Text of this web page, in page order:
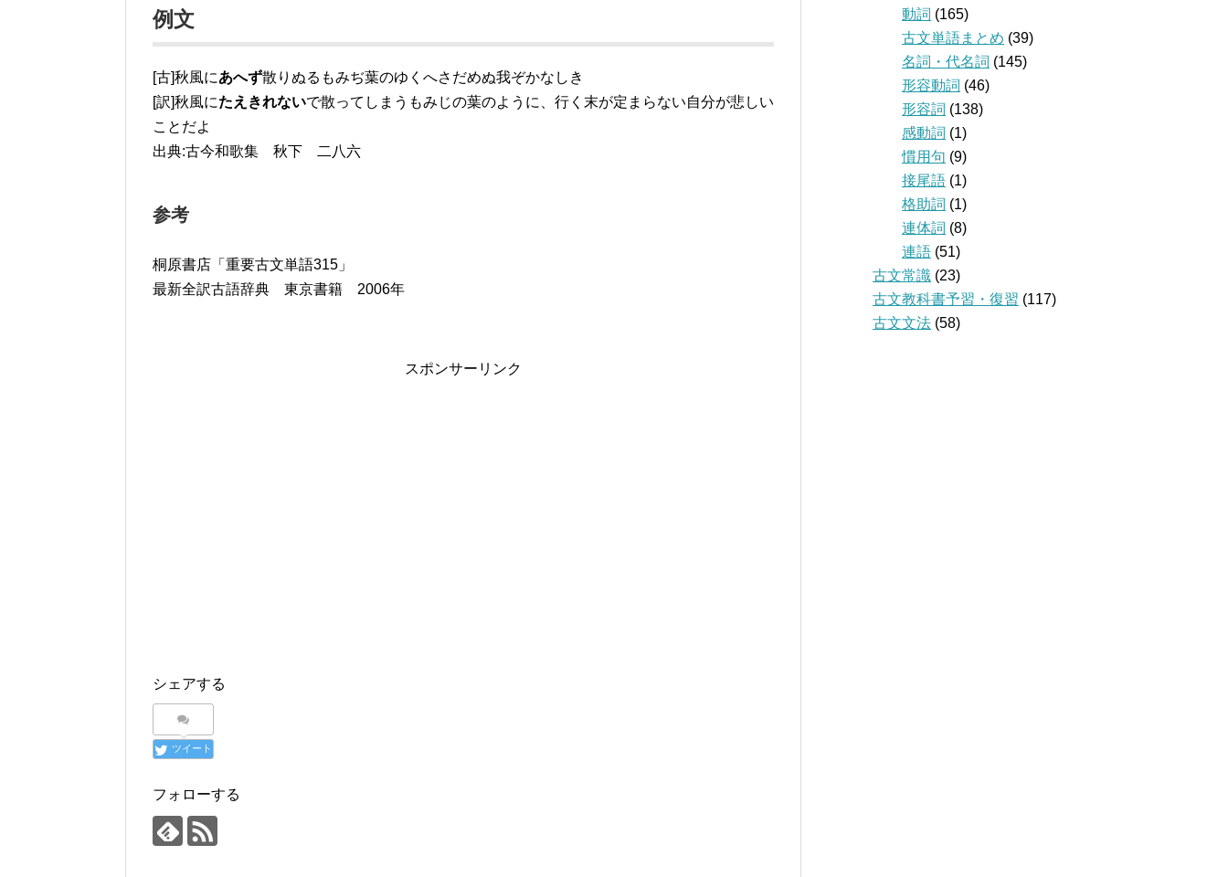
例文
[古]秋風にあへず散りぬるもみぢ葉のゆくへさだめぬ我ぞかなしき
[訳]秋風にたえきれないで散ってしまうもみじの葉のように、行く末が定まらない自分が悲しい
ことだよ
出典:古今和歌集 秋下 二八六
参考
桐原書店「重要古文単語315」
最新全訳古語辞典 東京書籍 2006年
スポンサーリンク
シェアする
ツイート
フォローする
動詞 (165)
古文単語まとめ (39)
名詞・代名詞 (145)
形容動詞 (46)
形容詞 (138)
感動詞 (1)
慣用句 (9)
接尾語 (1)
格助詞 (1)
連体詞 (8)
連語 (51)
古文常識 (23)
古文教科書予習・復習 (117)
古文文法 (58)